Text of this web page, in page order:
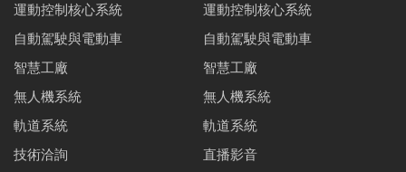
運動控制核心系統
自動駕駛與電動車
智慧工廠
無人機系統
軌道系統
技術洽詢
運動控制核心系統
自動駕駛與電動車
智慧工廠
無人機系統
軌道系統
直播影音